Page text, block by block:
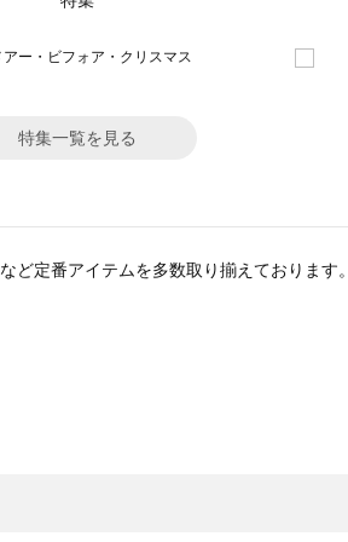
特集一覧を見る
など定番アイテムを多数取り揃えております